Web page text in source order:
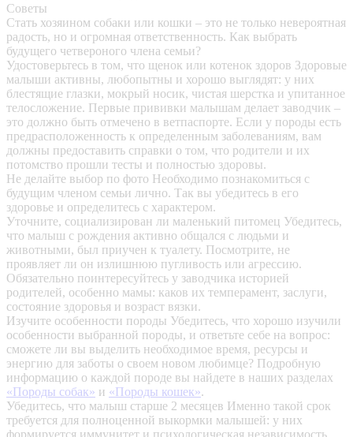
Советы
Стать хозяином собаки или кошки – это не только невероятная
радость, но и огромная ответственность. Как выбрать
будущего четвероного члена семьи?
Удостоверьтесь в том, что щенок или котенок здоров Здоровые
малыши активны, любопытны и хорошо выглядят: у них
блестящие глазки, мокрый носик, чистая шерстка и упитанное
телосложение. Первые прививки малышам делает заводчик –
это должно быть отмечено в ветпаспорте. Если у породы есть
предрасположенность к определенным заболеваниям, вам
должны предоставить справки о том, что родители и их
потомство прошли тесты и полностью здоровы.
Не делайте выбор по фото Необходимо познакомиться с
будущим членом семьи лично. Так вы убедитесь в его
здоровье и определитесь с характером.
Уточните, социализирован ли маленький питомец Убедитесь,
что малыш с рождения активно общался с людьми и
животными, был приучен к туалету. Посмотрите, не
проявляет ли он излишнюю пугливость или агрессию.
Обязательно поинтересуйтесь у заводчика историей
родителей, особенно мамы: каков их темперамент, заслуги,
состояние здоровья и возраст вязки.
Изучите особенности породы Убедитесь, что хорошо изучили
особенности выбранной породы, и ответьте себе на вопрос:
сможете ли вы выделить необходимое время, ресурсы и
энергию для заботы о своем новом любимце? Подробную
информацию о каждой породе вы найдете в наших разделах
«Породы собак» и «Породы кошек».
Убедитесь, что малыш старше 2 месяцев Именно такой срок
требуется для полноценной выкормки малышей: у них
формируется иммунитет и психологическая независимость.